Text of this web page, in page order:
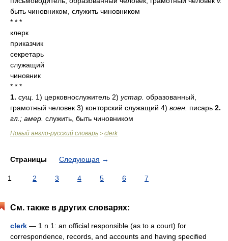
быть чиновником, служить чиновником
* * *
клерк
приказчик
секретарь
служащий
чиновник
* * *
1. сущ. 1) церковнослужитель 2) устар. образованный,
грамотный человек 3) конторский служащий 4) воен. писарь 2.
гл.; амер. служить, быть чиновником
Новый англо-русский словарь > clerk
Страницы Следующая →
1 2 3 4 5 6 7
См. также в других словарях:
clerk — 1 n 1: an official responsible (as to a court) for
correspondence, records, and accounts and having specified